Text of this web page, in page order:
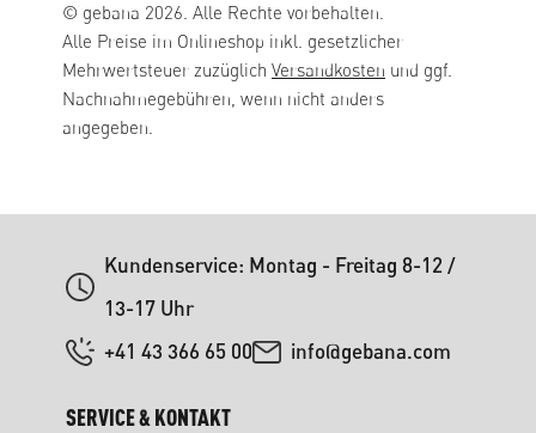
© gebana 2026. Alle Rechte vorbehalten.
Alle Preise im Onlineshop inkl. gesetzlicher
Mehrwertsteuer zuzüglich Versandkosten und ggf.
Nachnahmegebühren, wenn nicht anders
angegeben.
Kundenservice: Montag - Freitag 8-12 /
13-17 Uhr
+41 43 366 65 00
info@gebana.com
SERVICE & KONTAKT